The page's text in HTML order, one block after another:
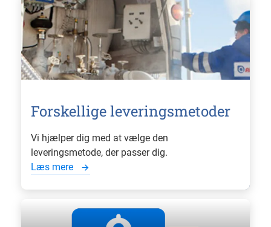
Forskellige leveringsmetoder
Vi hjælper dig med at vælge den
leveringsmetode, der passer dig.
Læs mere